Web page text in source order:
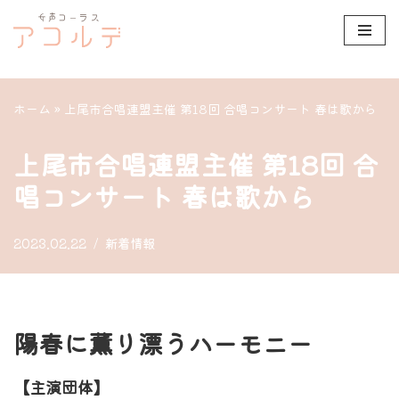
コ
ン
テ
ツ
へ
ス
ッ
プ
ホーム » 上尾市合唱連盟主催 第18回 合唱コンサート 春は歌から
上尾市合唱連盟主催 第18回 合
唱コンサート 春は歌から
2023.02.22 新着情報
陽春に薫り漂うハーモニー
【主演団体】